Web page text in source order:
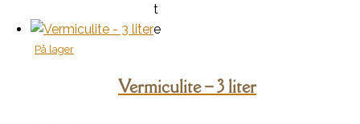
t
e
På lager
Vermiculite – 3 liter